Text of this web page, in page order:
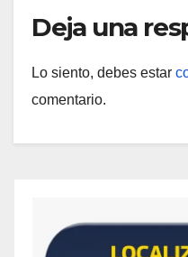
Deja una
Lo siento, debes estar
comentario.